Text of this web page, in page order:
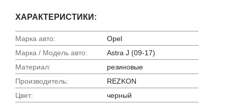
ХАРАКТЕРИСТИКИ:
Марка авто:
Opel
Марка / Модель авто:
Astra J (09-17)
Материал:
резиновые
Производитель:
REZKON
Цвет:
черный